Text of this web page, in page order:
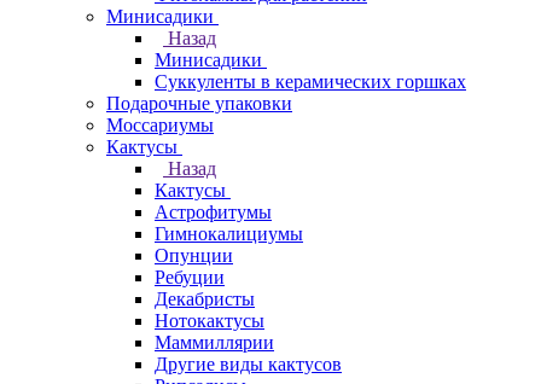
Минисадики
Назад
Минисадики
Суккуленты в керамических горшках
Подарочные упаковки
Моссариумы
Кактусы
Назад
Кактусы
Астрофитумы
Гимнокалициумы
Опунции
Ребуции
Декабристы
Нотокактусы
Маммиллярии
Другие виды кактусов